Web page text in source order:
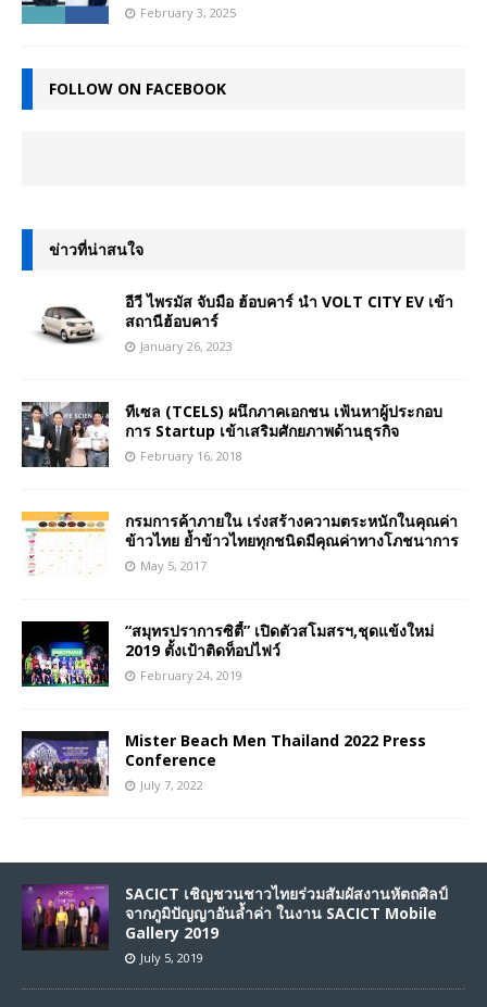
February 3, 2025
FOLLOW ON FACEBOOK
ข่าวที่น่าสนใจ
อีวี ไพรมัส จับมือ ฮ้อบคาร์ นำ VOLT CITY EV เข้า
สถานีฮ้อบคาร์
January 26, 2023
ทีเซล (TCELS) ผนึกภาคเอกชน เฟ้นหาผู้ประกอบ
การ Startup เข้าเสริมศักยภาพด้านธุรกิจ
February 16, 2018
กรมการค้าภายใน เร่งสร้างความตระหนักในคุณค่า
ข้าวไทย ย้ำข้าวไทยทุกชนิดมีคุณค่าทางโภชนาการ
May 5, 2017
“สมุทรปราการซิตี้” เปิดตัวสโมสรฯ,ชุดแข้งใหม่
2019 ตั้งเป้าติดท็อปไฟว์
February 24, 2019
Mister Beach Men Thailand 2022 Press
Conference
July 7, 2022
SACICT เชิญชวนชาวไทยร่วมสัมผัสงานหัตถศิลป์
จากภูมิปัญญาอันล้ำค่า ในงาน SACICT Mobile
Gallery 2019
July 5, 2019